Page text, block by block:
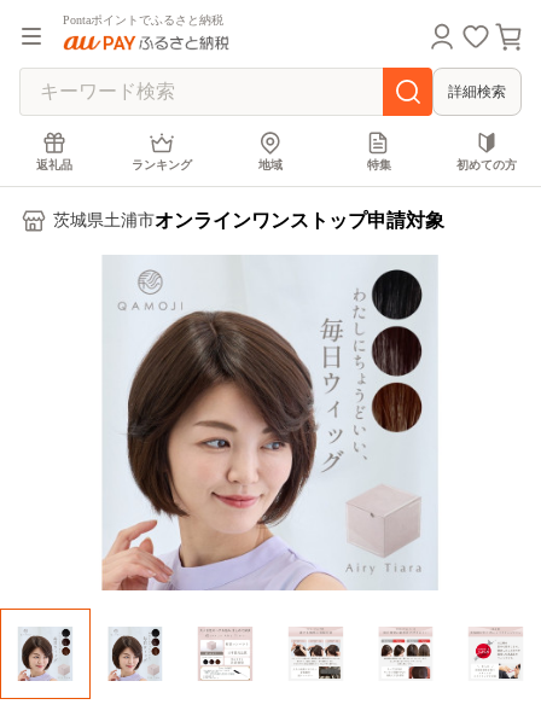
Pontaポイントでふるさと納税
詳細検索
返礼品 ランキング 地域 特集 初めての方
茨城県土浦市オンラインワンストップ申請対象